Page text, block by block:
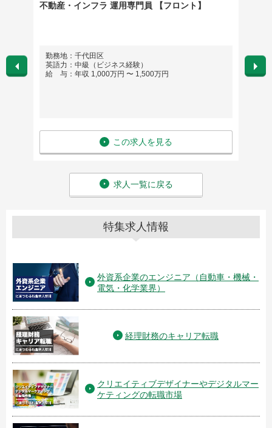
不動産・インフラ 運用専門員 【フロント】
勤務地：千代田区
英語力：中級（ビジネス経験）
給 与：年収 1,000万円 〜 1,500万円
この求人を見る
勤務
英語
給
求人一覧に戻る
特集求人情報
外資系企業のエンジニア（自動車・機械・
電気・化学業界）
経理財務のキャリア転職
クリエイティブデザイナーやデジタルマー
ケティングの転職市場